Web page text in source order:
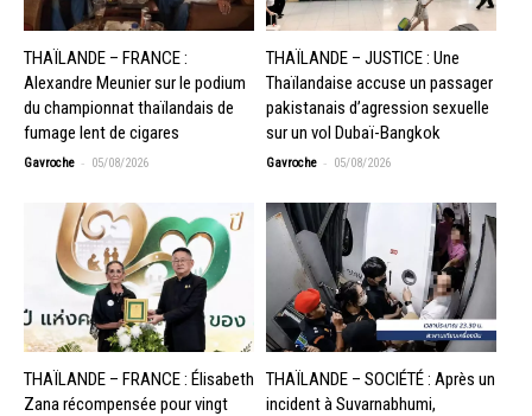
THAÏLANDE – FRANCE :
Alexandre Meunier sur le podium
du championnat thaïlandais de
fumage lent de cigares
Gavroche - 05/08/2026
THAÏLANDE – JUSTICE : Une
Thaïlandaise accuse un passager
pakistanais d’agression sexuelle
sur un vol Dubaï-Bangkok
Gavroche - 05/08/2026
THAÏLANDE – FRANCE : Élisabeth
Zana récompensée pour vingt
THAÏLANDE – SOCIÉTÉ : Après un
incident à Suvarnabhumi,